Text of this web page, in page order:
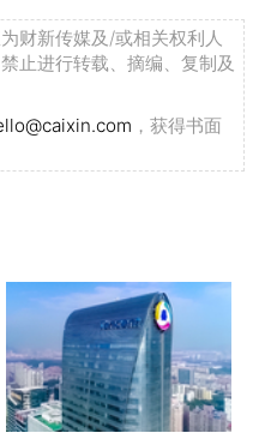
财新传媒及/或相关权利人
止进行转载、摘编、复制及
，获得书面